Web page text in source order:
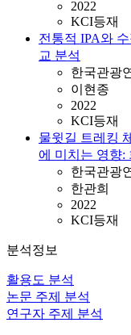
2022
KCI등재
전통적 IPA와
교 분석
한국관광
이현종
2022
KCI등재
물윗길 트레킹
에 미치는 영향:
한국관광
한관희
2022
KCI등재
분석정보
활용도 분석
논문 주제 분석
연구자 주제 분석